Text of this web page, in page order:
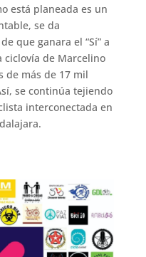
está planeada es un
se da
que ganara el “Sí” a
ciclovía de Marcelino
de más de 17 mil
se continúa tejiendo
interconectada en